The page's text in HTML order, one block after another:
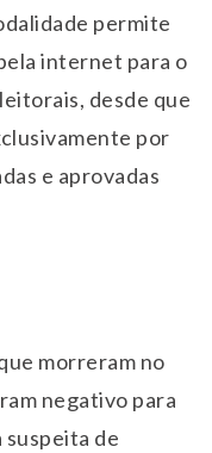
permite
internet para o
desde que
por
e aprovadas
morreram no
negativo para
de